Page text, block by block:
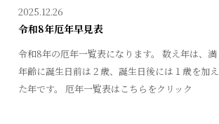
2025.12.26
令和8年厄年早見表
令和8年の厄年一覧表になります。 数え年は、満
年齢に誕生日前は２歳、誕生日後には１歳を加え
た年です。 厄年一覧表はこちらをクリック